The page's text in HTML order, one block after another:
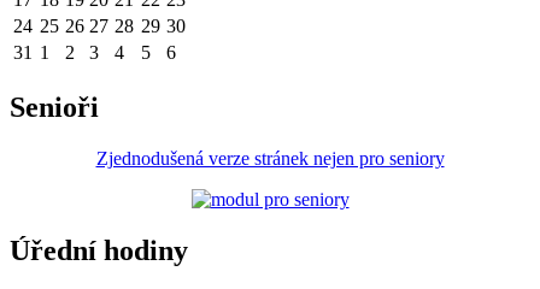
24 25 26 27 28 29 30
31 1 2 3 4 5 6
Senioři
Zjednodušená verze stránek nejen pro seniory
Úřední hodiny